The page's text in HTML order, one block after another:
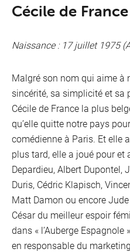
Cécile de France
Naissance : 17 juillet 1975
Malgré son nom qui aime à
sincérité, sa simplicité et sa
Cécile de France la plus
qu’elle quitte notre pays
comédienne à Paris. Et elle
plus tard, elle a joué pour et
Depardieu, Albert Dupontel,
Duris, Cédric Klapisch,
Matt Damon ou encore
César du meilleur espoir
dans « l’Auberge Espagnole
en responsable du